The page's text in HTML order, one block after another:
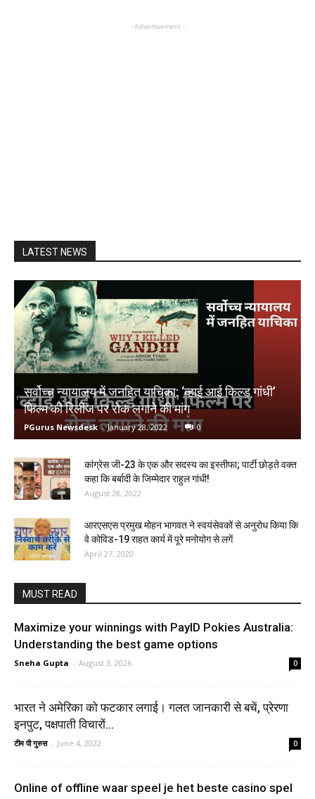
- Advertisement -
LATEST NEWS
सर्वोच्च न्यायालय में जनहित याचिका: ‘व्हाई आई किल्ड गांधी’
फिल्म की रिलीज पर रोक लगाने की मांग
PGurus Newsdesk - January 28, 2022 0
कांग्रेस जी-23 के एक और सदस्य का इस्तीफा; पार्टी छोड़ते वक्त
कहा कि बर्बादी के जिम्मेदार राहुल गांधी!
August 28, 2022
आरएसएस प्रमुख मोहन भागवत ने स्वयंसेवकों से अनुरोध किया कि
वे कोविड-19 राहत कार्य में पूरे मनोयोग से लगें
April 27, 2020
MUST READ
Maximize your winnings with PayID Pokies Australia:
Understanding the best game options
Sneha Gupta - August 3, 2026 0
भारत ने अमेरिका को फटकार लगाई। गलत जानकारी से बचें, प्रेरणा
इनपुट, पक्षपाती विचारों...
टीम पी गुरुस - June 4, 2022 0
Online of offline waar speel je het beste casino spel